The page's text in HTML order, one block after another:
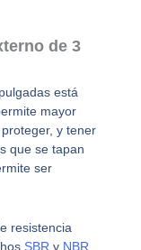
de 3
está
mayor
y tener
que se tapan
ser
resistencia
SBR y NBR